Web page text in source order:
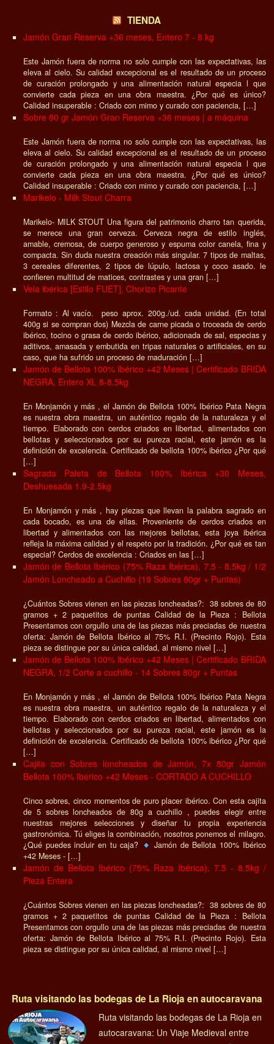
TIENDA
Jamón Gran Reserva +36 meses, Entero 7 - 8 kg
Este Jamón fuera de norma no solo cumple con las expectativas, las
eleva al cielo. Su calidad excepcional es el resultado de un proceso
de curación prolongado y una alimentación natural especia l que
convierte cada pieza en una obra maestra. ¿Por qué es único?
Calidad insuperable : Criado con mimo y curado con paciencia, […]
Sobre 80 gr Jamón Gran Reserva +36 meses | a máquina
Este Jamón fuera de norma no solo cumple con las expectativas, las
eleva al cielo. Su calidad excepcional es el resultado de un proceso
de curación prolongado y una alimentación natural especia l que
convierte cada pieza en una obra maestra. ¿Por qué es único?
Calidad insuperable : Criado con mimo y curado con paciencia, […]
Marikelo - Milk Stout Charra
Marikelo- MILK STOUT Una figura del patrimonio charro tan querida,
se merece una gran cerveza. Cerveza negra de estilo inglés,
amable, cremosa, de cuerpo generoso y espuma color canela, fina y
compacta. Sin duda nuestra creación más singular. 7 tipos de maltas,
3 cereales diferentes, 2 tipos de lúpulo, lactosa y coco asado. le
confieren multitud de matices, contrastes y una gran […]
Vela ibérica [Estilo FUET], Chorizo Picante
Formato : Al vacío. peso aprox. 200g./ud. cada unidad. (En total
400g si se compran dos) Mezcla de carne picada o troceada de cerdo
ibérico, tocino o grasa de cerdo ibérico, adicionada de sal, especias y
aditivos, amasada y embutida en tripas naturales o artificiales, en su
caso, que ha sufrido un proceso de maduración […]
Jamón de Bellota 100% Ibérico +42 Meses | Certificado BRIDA
NEGRA, Entero XL 8-8.5kg
En Monjamón y más , el Jamón de Bellota 100% Ibérico Pata Negra
es nuestra obra maestra, un auténtico regalo de la naturaleza y el
tiempo. Elaborado con cerdos criados en libertad, alimentados con
bellotas y seleccionados por su pureza racial, este jamón es la
definición de excelencia. Certificado de bellota 100% ibérico ¿Por qué
[…]
Sagrada Paleta de Bellota 100% Ibérica +30 Meses,
Deshuesada 1.9-2.5kg
En Monjamón y más , hay piezas que llevan la palabra sagrado en
cada bocado, es una de ellas. Proveniente de cerdos criados en
libertad y alimentados con las mejores bellotas, esta joya ibérica
refleja la máxima calidad y el respeto por la tradición. ¿Por qué es tan
especial? Cerdos de excelencia : Criados en las […]
Jamón de Bellota Ibérico (75% Raza Ibérica), 7.5 - 8.5kg / 1/2
Jamón Loncheado a Cuchillo (19 Sobres 80gr + Puntas)
¿Cuántos Sobres vienen en las piezas loncheadas?: 38 sobres de 80
gramos + 2 paquetitos de puntas Calidad de la Pieza : Bellota
Presentamos con orgullo una de las piezas más preciadas de nuestra
oferta: Jamón de Bellota Ibérico al 75% R.I. (Precinto Rojo). Esta
pieza se distingue por su única calidad, al mismo nivel […]
Jamón de Bellota 100% Ibérico +42 Meses | Certificado BRIDA
NEGRA, 1/2 Corte a cuchillo - 14 Sobres 80gr + Puntas
En Monjamón y más , el Jamón de Bellota 100% Ibérico Pata Negra
es nuestra obra maestra, un auténtico regalo de la naturaleza y el
tiempo. Elaborado con cerdos criados en libertad, alimentados con
bellotas y seleccionados por su pureza racial, este jamón es la
definición de excelencia. Certificado de bellota 100% ibérico ¿Por qué
[…]
Cajita con Sobres loncheados de Jamón, 7x 80gr Jamón
Bellota 100% Ibérico +42 Meses - CORTADO A CUCHILLO
Cinco sobres, cinco momentos de puro placer ibérico. Con esta cajita
de 5 sobres loncheados de 80g a cuchillo , puedes elegir entre
nuestras mejores selecciones y diseñar tu propia experiencia
gastronómica. Tú eliges la combinación, nosotros ponemos el milagro.
¿Qué puedes incluir en tu caja?
Jamón de Bellota 100% Ibérico
+42 Meses - […]
Jamón de Bellota Ibérico (75% Raza Ibérica), 7.5 - 8.5kg /
Pieza Entera
¿Cuántos Sobres vienen en las piezas loncheadas?: 38 sobres de 80
gramos + 2 paquetitos de puntas Calidad de la Pieza : Bellota
Presentamos con orgullo una de las piezas más preciadas de nuestra
oferta: Jamón de Bellota Ibérico al 75% R.I. (Precinto Rojo). Esta
pieza se distingue por su única calidad, al mismo nivel […]
Ruta visitando las bodegas de La Rioja en autocaravana
Ruta visitando las bodegas de La Rioja en
autocaravana: Un Viaje Medieval entre